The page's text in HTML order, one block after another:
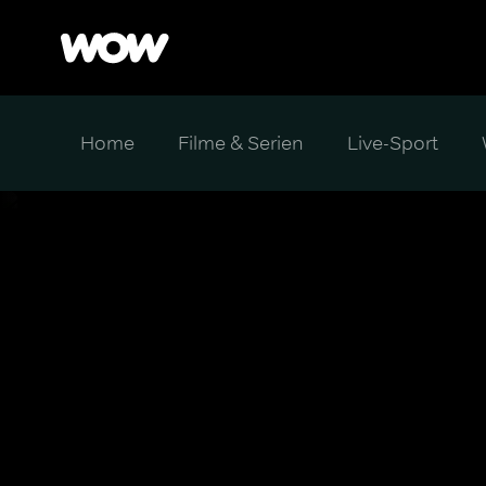
Home Filme & Serien Live-Sport